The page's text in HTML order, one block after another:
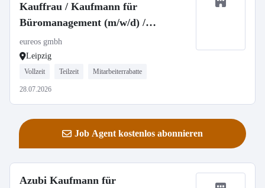
Kauffrau / Kaufmann für
Büromanagement (m/w/d) /
Mitarbeiter/in Empfang (m/w/d)
eureos gmbh
Leipzig
Vollzeit Teilzeit Mitarbeiterrabatte
28.07.2026
Job Agent kostenlos abonnieren
Azubi Kaufmann für